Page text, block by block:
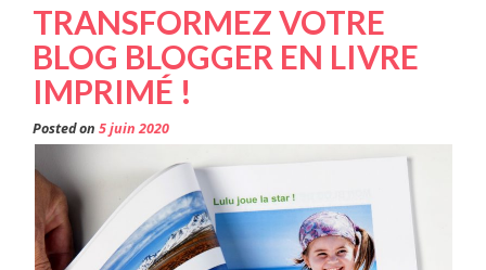
TRANSFORMEZ VOTRE
BLOG BLOGGER EN LIVRE
IMPRIMÉ !
Posted on 5 juin 2020